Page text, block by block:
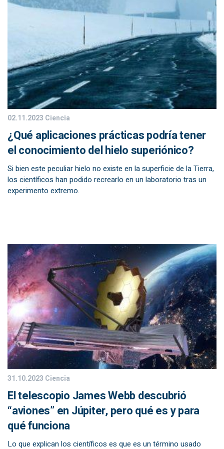
02.11.2023 Ciencia
¿Qué aplicaciones prácticas podría tener
el conocimiento del hielo superiónico?
Si bien este peculiar hielo no existe en la superficie de la Tierra,
los científicos han podido recrearlo en un laboratorio tras un
experimento extremo.
31.10.2023 Ciencia
El telescopio James Webb descubrió
“aviones” en Júpiter, pero qué es y para
qué funciona
Lo que explican los científicos es que es un término usado